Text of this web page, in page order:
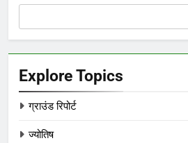
Explore Topics
ग्राउंड रिपोर्ट
ज्योतिष